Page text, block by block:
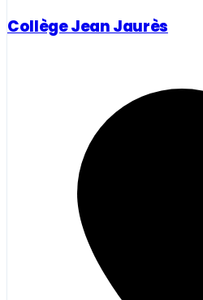
Collège Jean Jaurès